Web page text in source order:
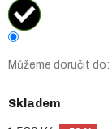
Skladem
Můžeme doručit do: